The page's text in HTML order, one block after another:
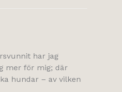
har jag
mer för mig; där
hundar – av vilken